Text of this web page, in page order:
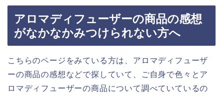
アロマディフューザーの商品の感想
がなかなかみつけられない方へ
こちらのページをみている方は、アロマディフューザ
ーの商品の感想などで探していて、ご自身で色々とア
ロマディフューザーの商品について調べていているの